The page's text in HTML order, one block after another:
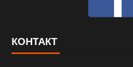
КОНТАКТ